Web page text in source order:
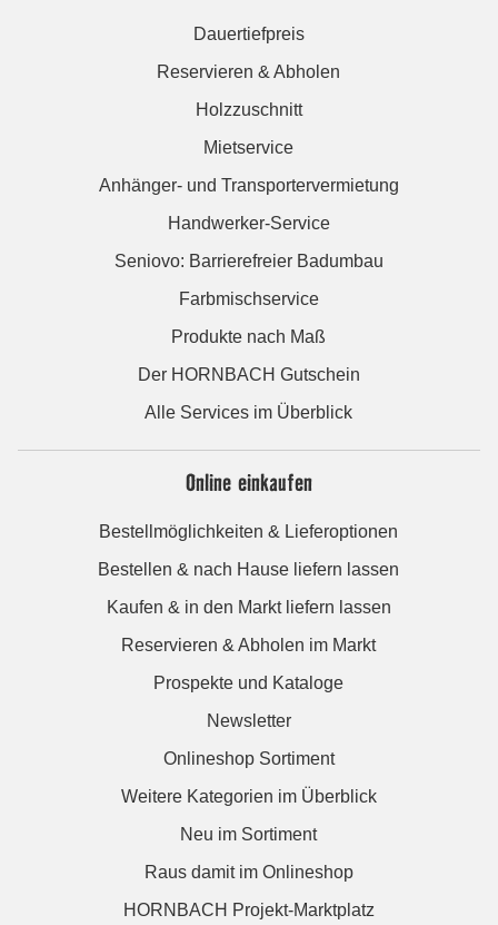
Dauertiefpreis
Reservieren & Abholen
Holzzuschnitt
Mietservice
Anhänger- und Transportervermietung
Handwerker-Service
Seniovo: Barrierefreier Badumbau
Farbmischservice
Produkte nach Maß
Der HORNBACH Gutschein
Alle Services im Überblick
Online einkaufen
Bestellmöglichkeiten & Lieferoptionen
Bestellen & nach Hause liefern lassen
Kaufen & in den Markt liefern lassen
Reservieren & Abholen im Markt
Prospekte und Kataloge
Newsletter
Onlineshop Sortiment
Weitere Kategorien im Überblick
Neu im Sortiment
Raus damit im Onlineshop
HORNBACH Projekt-Marktplatz